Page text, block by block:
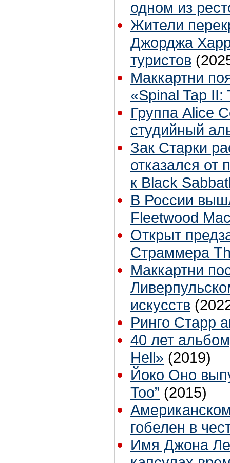
одном из
Жители
Джорджа
туристов
Маккартни
«Spinal Tap
Группа Alice
студийный
Зак Старки
отказался от
к Black
В России
Fleetwood
Открыт
Страммера
Маккартни
искусств
Ринго Старр
40 лет
Hell» (2019)
Йоко Оно
Too” (2015)
гобелен в
Имя Джона